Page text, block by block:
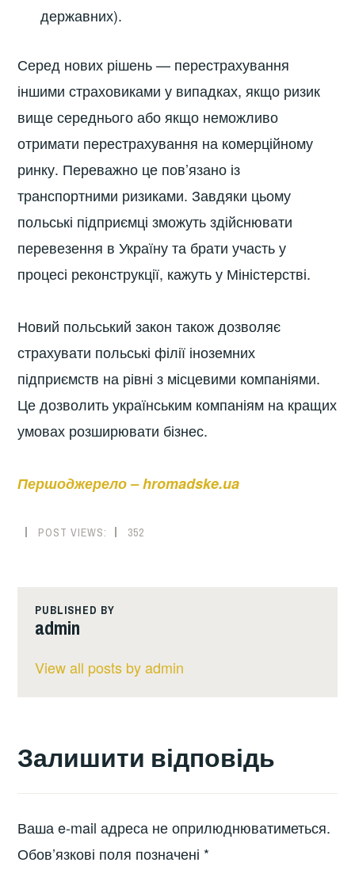
державних).
Серед нових рішень — перестрахування
іншими страховиками у випадках, якщо ризик
вище середнього або якщо неможливо
отримати перестрахування на комерційному
ринку. Переважно це пов’язано із
транспортними ризиками. Завдяки цьому
польські підприємці зможуть здійснювати
перевезення в Україну та брати участь у
процесі реконструкції, кажуть у Міністерстві.
Новий польський закон також дозволяє
страхувати польські філії іноземних
підприємств на рівні з місцевими компаніями.
Це дозволить українським компаніям на кращих
умовах розширювати бізнес.
Першоджерело – hromadske.ua
POST VIEWS: 352
PUBLISHED BY
admin
View all posts by admin
Залишити відповідь
Ваша e-mail адреса не оприлюднюватиметься.
Обов’язкові поля позначені *